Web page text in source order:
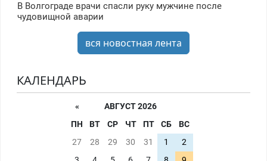
В Волгограде врачи спасли руку мужчине после
чудовищной аварии
вся новостная лента
КАЛЕНДАРЬ
«
АВГУСТ 2026
ПН
ВТ СР ЧТ ПТ СБ
ВС
27
28 29 30 31 1
2